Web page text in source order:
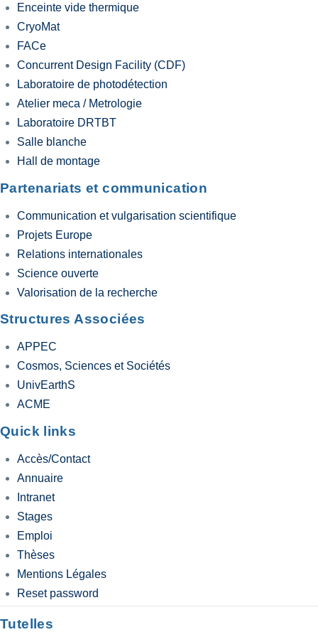
Enceinte vide thermique
CryoMat
FACe
Concurrent Design Facility (CDF)
Laboratoire de photodétection
Atelier meca / Metrologie
Laboratoire DRTBT
Salle blanche
Hall de montage
Partenariats et communication
Communication et vulgarisation scientifique
Projets Europe
Relations internationales
Science ouverte
Valorisation de la recherche
Structures Associées
APPEC
Cosmos, Sciences et Sociétés
UnivEarthS
ACME
Quick links
Accès/Contact
Annuaire
Intranet
Stages
Emploi
Thèses
Mentions Légales
Reset password
Tutelles